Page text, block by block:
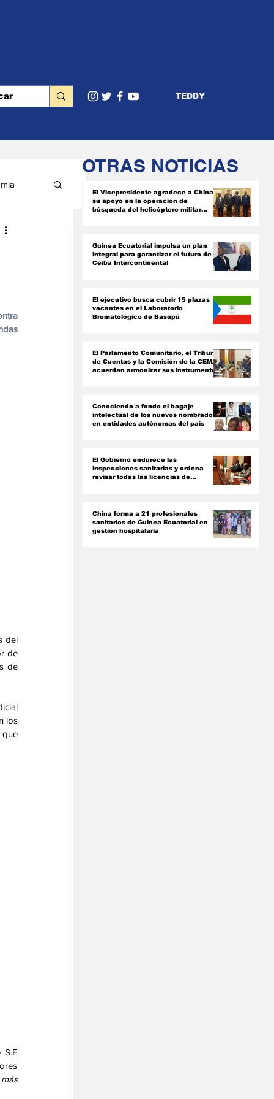
TEDDY
del
de
de
los
que
S.E
OTRAS NOTICIAS
El Vicepresidente agradece a China
su apoyo en la operación de
búsqueda del helicóptero militar
Guinea Ecuatorial impulsa un plan
integral para garantizar el futuro de
Ceiba Intercontinental
El ejecutivo busca cubrir 15 plazas
vacantes en el Laboratorio
Bromatológico de Basupú
El Parlamento Comunitario, el Tribunal
de Cuentas y la Comisión de la CEMAC
acuerdan armonizar sus instrumentos
Conociendo a fondo el bagaje
intelectual de los nuevos nombrados
en entidades autónomas del país ‎
El Gobierno endurece las
inspecciones sanitarias y ordena
revisar todas las licencias de
China forma a 21 profesionales
sanitarios de Guinea Ecuatorial en
gestión hospitalaria